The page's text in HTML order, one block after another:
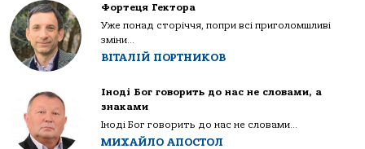
Фортеця Гектора
Уже понад сторіччя, попри всі приголомшливі
зміни...
ВІТАЛІЙ ПОРТНИКОВ
Іноді Бог говорить до нас не словами, а
знаками
Іноді Бог говорить до нас не словами...
МИХАЙЛО АПОСТОЛ